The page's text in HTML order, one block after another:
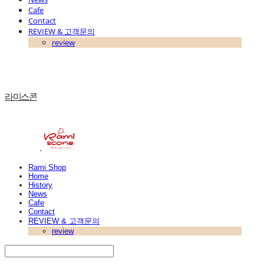
Cafe
Contact
REVIEW & 고객문의
review
라미스콘
Rami Shop
Home
History
News
Cafe
Contact
REVIEW & 고객문의
review